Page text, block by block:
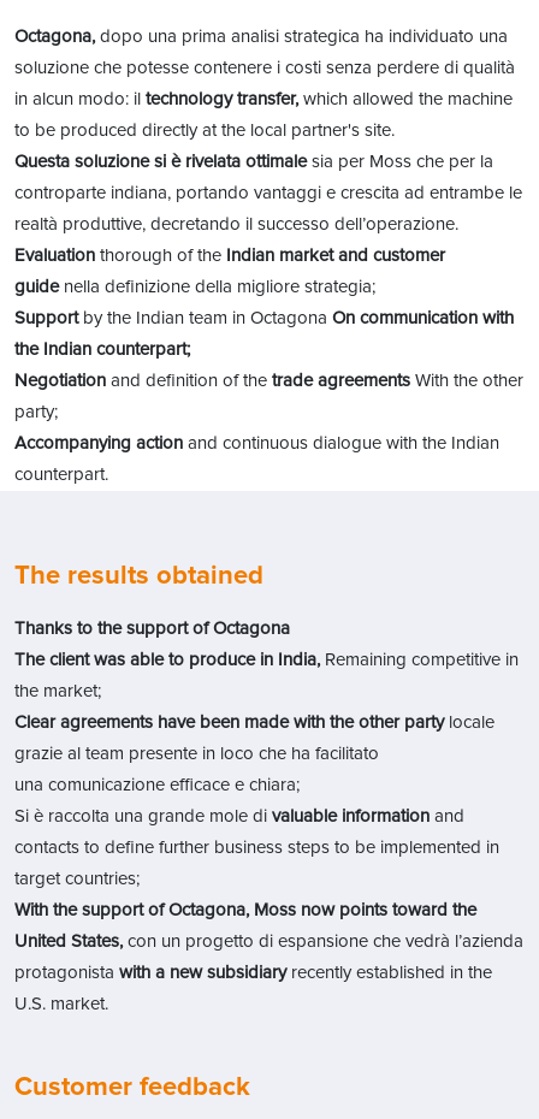
Octagona,dopo una prima analisi strategica ha individuato una
soluzione che potesse contenere i costi senza perdere di qualità
in alcun modo: il technology transfer,which allowed the machine
to be produced directly at the local partner's site.
Questa soluzione si è rivelata ottimalesia per Moss che per la
controparte indiana, portando vantaggi e crescita ad entrambe le
realtà produttive, decretando il successo dell’operazione.
Evaluation thorough of the Indian market and customer
guidenella definizione della migliore strategia;
Supportby the Indian team in Octagona On communication with
the Indian counterpart;
Negotiation and definition of the trade agreements With the other
party;
Accompanying action and continuous dialogue with the Indian
counterpart.
The results obtained
Thanks to the support of Octagona
The client was able to produce in India,Remaining competitive in
the market;
Clear agreements have been made with the other partylocale
grazie al team presente in loco che ha facilitato
una comunicazione efficace e chiara;
Si è raccolta una grande mole di valuable information and
contacts to define further business steps to be implemented in
target countries;
With the support of Octagona, Moss now points toward the
United States,con un progetto di espansione che vedrà l’azienda
protagonista with a new subsidiaryrecently established in the
U.S. market.
Customer feedback